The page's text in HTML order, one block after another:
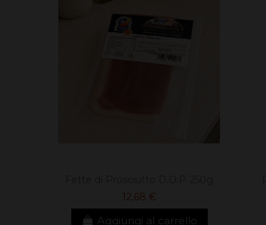
12,68 €
Aggiungi al carrello